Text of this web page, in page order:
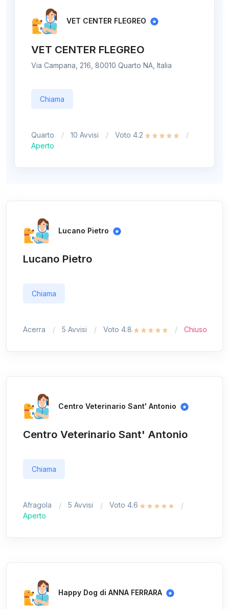
VET CENTER FLEGREO
VET CENTER FLEGREO
Via Campana, 216, 80010 Quarto NA, Italia
Chiama
Quarto 10 Avvisi
Voto 4.2
Aperto
Lucano Pietro
Lucano Pietro
Chiama
Acerra 5 Avvisi Voto 4.8 Chiuso
Centro Veterinario Sant' Antonio
Centro Veterinario Sant' Antonio
Chiama
Afragola 5 Avvisi
Voto 4.6
Aperto
Happy Dog di ANNA FERRARA